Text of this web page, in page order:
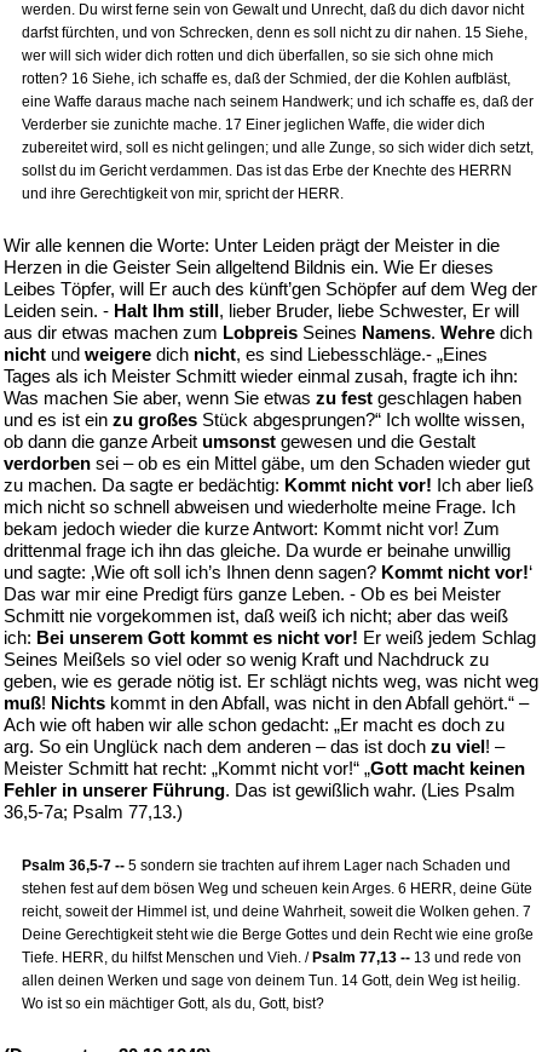
werden. Du wirst ferne sein von Gewalt und Unrecht, daß du dich davor nicht
darfst fürchten, und von Schrecken, denn es soll nicht zu dir nahen. 15 Siehe,
wer will sich wider dich rotten und dich überfallen, so sie sich ohne mich
rotten? 16 Siehe, ich schaffe es, daß der Schmied, der die Kohlen aufbläst,
eine Waffe daraus mache nach seinem Handwerk; und ich schaffe es, daß der
Verderber sie zunichte mache. 17 Einer jeglichen Waffe, die wider dich
zubereitet wird, soll es nicht gelingen; und alle Zunge, so sich wider dich setzt,
sollst du im Gericht verdammen. Das ist das Erbe der Knechte des HERRN
und ihre Gerechtigkeit von mir, spricht der HERR.
Wir alle kennen die Worte: Unter Leiden prägt der Meister in die
Herzen in die Geister Sein allgeltend Bildnis ein. Wie Er dieses
Leibes Töpfer, will Er auch des künft’gen Schöpfer auf dem Weg der
Leiden sein. - Halt Ihm still, lieber Bruder, liebe Schwester, Er will
aus dir etwas machen zum Lobpreis Seines Namens. Wehre dich
nicht und weigere dich nicht, es sind Liebesschläge.- „Eines
Tages als ich Meister Schmitt wieder einmal zusah, fragte ich ihn:
Was machen Sie aber, wenn Sie etwas zu fest geschlagen haben
und es ist ein zu großes Stück abgesprungen?“ Ich wollte wissen,
ob dann die ganze Arbeit umsonst gewesen und die Gestalt
verdorben sei – ob es ein Mittel gäbe, um den Schaden wieder gut
zu machen. Da sagte er bedächtig: Kommt nicht vor! Ich aber ließ
mich nicht so schnell abweisen und wiederholte meine Frage. Ich
bekam jedoch wieder die kurze Antwort: Kommt nicht vor! Zum
drittenmal frage ich ihn das gleiche. Da wurde er beinahe unwillig
und sagte: ‚Wie oft soll ich’s Ihnen denn sagen? Kommt nicht vor!‘
Das war mir eine Predigt fürs ganze Leben. - Ob es bei Meister
Schmitt nie vorgekommen ist, daß weiß ich nicht; aber das weiß
ich: Bei unserem Gott kommt es nicht vor! Er weiß jedem Schlag
Seines Meißels so viel oder so wenig Kraft und Nachdruck zu
geben, wie es gerade nötig ist. Er schlägt nichts weg, was nicht weg
muß! Nichts kommt in den Abfall, was nicht in den Abfall gehört.“ –
Ach wie oft haben wir alle schon gedacht: „Er macht es doch zu
arg. So ein Unglück nach dem anderen – das ist doch zu viel! –
Meister Schmitt hat recht: „Kommt nicht vor!“ „Gott macht keinen
Fehler in unserer Führung. Das ist gewißlich wahr. (Lies Psalm
36,5-7a; Psalm 77,13.)
Psalm 36,5-7 -- 5 sondern sie trachten auf ihrem Lager nach Schaden und
stehen fest auf dem bösen Weg und scheuen kein Arges. 6 HERR, deine Güte
reicht, soweit der Himmel ist, und deine Wahrheit, soweit die Wolken gehen. 7
Deine Gerechtigkeit steht wie die Berge Gottes und dein Recht wie eine große
Tiefe. HERR, du hilfst Menschen und Vieh. / Psalm 77,13 -- 13 und rede von
allen deinen Werken und sage von deinem Tun. 14 Gott, dein Weg ist heilig.
Wo ist so ein mächtiger Gott, als du, Gott, bist?